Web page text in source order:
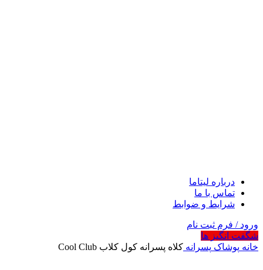
درباره لیتاما
تماس با ما
شرایط و ضوابط
ورود / فرم ثبت نام
شگفت انگیز ها
خانه پوشاک پسرانه کلاه پسرانه کول کلاب Cool Club